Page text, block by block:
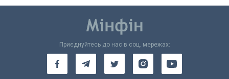
Приєднуйтесь до нас в соц. мережах: